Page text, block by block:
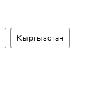
Кыргызстан